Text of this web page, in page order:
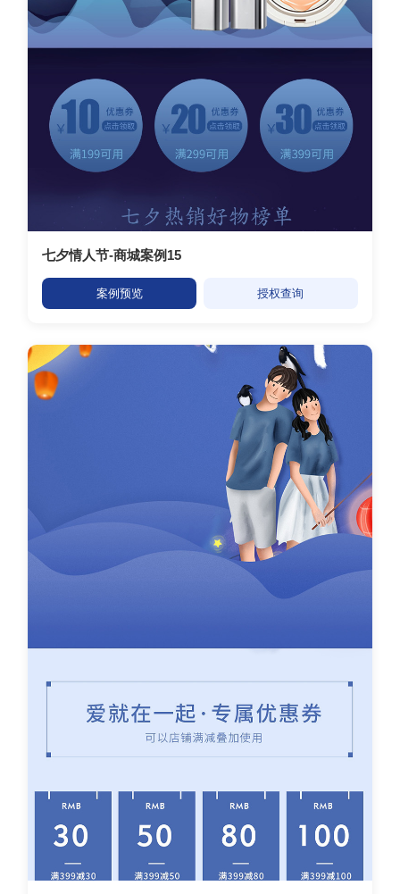
七夕情人节-商城案例15
案例预览 授权查询